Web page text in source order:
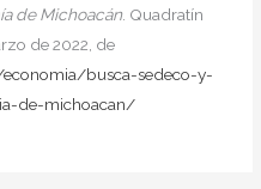
de Michoacán. Quadratín
de 2022, de
busca-sedeco-y-
de-michoacan/